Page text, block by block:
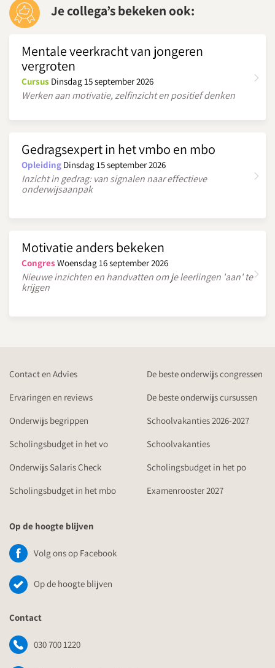
Je collega’s bekeken ook:
Mentale veerkracht van jongeren
vergroten
Cursus Dinsdag 15 september 2026
Werken aan motivatie, zelfinzicht en positief denken
Gedragsexpert in het vmbo en mbo
Opleiding Dinsdag 15 september 2026
Inzicht in gedrag: van signalen naar effectieve
onderwijsaanpak
Motivatie anders bekeken
Congres Woensdag 16 september 2026
Nieuwe inzichten en handvatten om je leerlingen 'aan' te
krijgen
Contact en Advies
De beste onderwijs congressen
Ervaringen en reviews
De beste onderwijs cursussen
Onderwijs begrippen
Schoolvakanties 2026-2027
Scholingsbudget in het vo
Schoolvakanties
Onderwijs Salaris Check
Scholingsbudget in het po
Scholingsbudget in het mbo
Examenrooster 2027
Op de hoogte blijven
Volg ons op Facebook
Op de hoogte blijven
Contact
030 700 1220